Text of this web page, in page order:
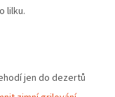
lilku.
jen do dezertů